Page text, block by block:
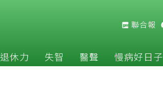
聯合報
退休力 失智 醫聲 慢病好日子